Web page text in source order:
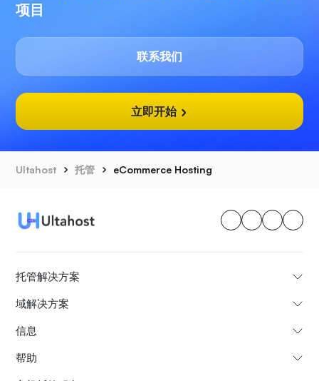
项目
联系我们
立即开始
Ultahost 托管 eCommerce Hosting
托管解决方案
域解决方案
信息
帮助